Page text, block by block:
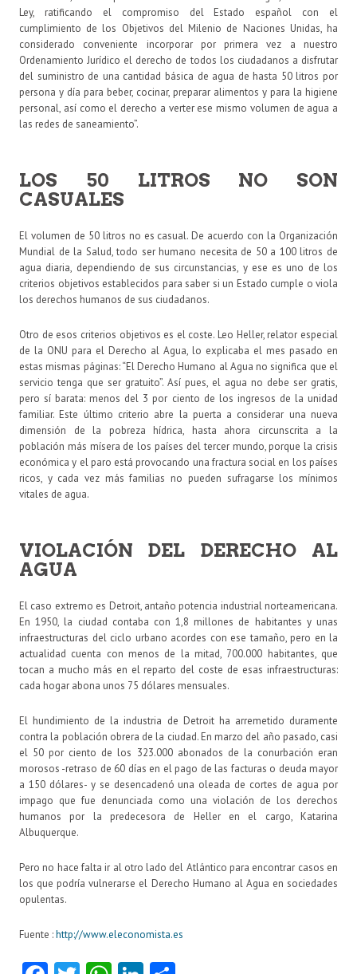
Ley, ratificando el compromiso del Estado español con el
cumplimiento de los Objetivos del Milenio de Naciones Unidas, ha
considerado conveniente incorporar por primera vez a nuestro
Ordenamiento Jurídico el derecho de todos los ciudadanos a disfrutar
del suministro de una cantidad básica de agua de hasta 50 litros por
persona y día para beber, cocinar, preparar alimentos y para la higiene
personal, así como el derecho a verter ese mismo volumen de agua a
las redes de saneamiento”.
LOS 50 LITROS NO SON
CASUALES
El volumen de 50 litros no es casual. De acuerdo con la Organización
Mundial de la Salud, todo ser humano necesita de 50 a 100 litros de
agua diaria, dependiendo de sus circunstancias, y ese es uno de los
criterios objetivos establecidos para saber si un Estado cumple o viola
los derechos humanos de sus ciudadanos.
Otro de esos criterios objetivos es el coste. Leo Heller, relator especial
de la ONU para el Derecho al Agua, lo explicaba el mes pasado en
estas mismas páginas: “El Derecho Humano al Agua no significa que el
servicio tenga que ser gratuito”. Así pues, el agua no debe ser gratis,
pero sí barata: menos del 3 por ciento de los ingresos de la unidad
familiar. Este último criterio abre la puerta a considerar una nueva
dimensión de la pobreza hídrica, hasta ahora circunscrita a la
población más mísera de los países del tercer mundo, porque la crisis
económica y el paro está provocando una fractura social en los países
ricos, y cada vez más familias no pueden sufragarse los mínimos
vitales de agua.
VIOLACIÓN DEL DERECHO AL
AGUA
El caso extremo es Detroit, antaño potencia industrial norteamericana.
En 1950, la ciudad contaba con 1,8 millones de habitantes y unas
infraestructuras del ciclo urbano acordes con ese tamaño, pero en la
actualidad cuenta con menos de la mitad, 700.000 habitantes, que
tocan a mucho más en el reparto del coste de esas infraestructuras:
cada hogar abona unos 75 dólares mensuales.
El hundimiento de la industria de Detroit ha arremetido duramente
contra la población obrera de la ciudad. En marzo del año pasado, casi
el 50 por ciento de los 323.000 abonados de la conurbación eran
morosos -retraso de 60 días en el pago de las facturas o deuda mayor
a 150 dólares- y se desencadenó una oleada de cortes de agua por
impago que fue denunciada como una violación de los derechos
humanos por la predecesora de Heller en el cargo, Katarina
Albuquerque.
Pero no hace falta ir al otro lado del Atlántico para encontrar casos en
los que podría vulnerarse el Derecho Humano al Agua en sociedades
opulentas.
Fuente :http://www.eleconomista.es